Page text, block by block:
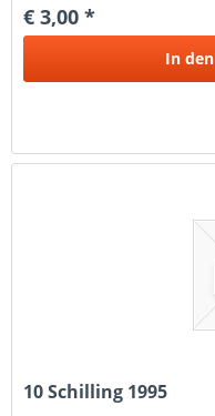
€ 3,00 *
In den
10 Schilling 1995